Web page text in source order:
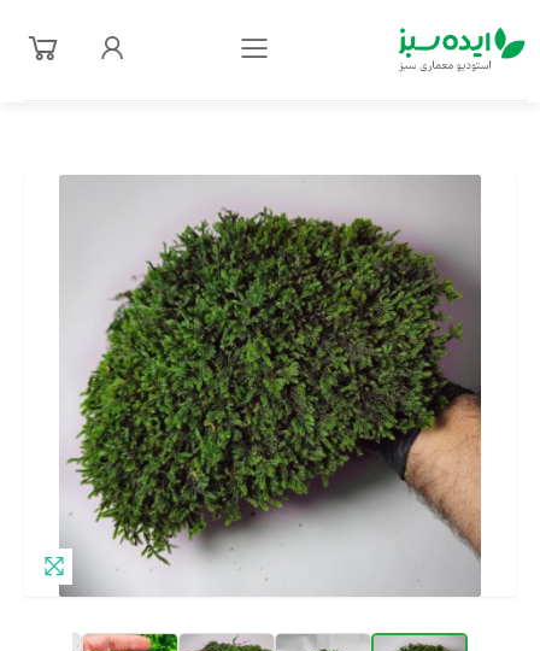
فهرست